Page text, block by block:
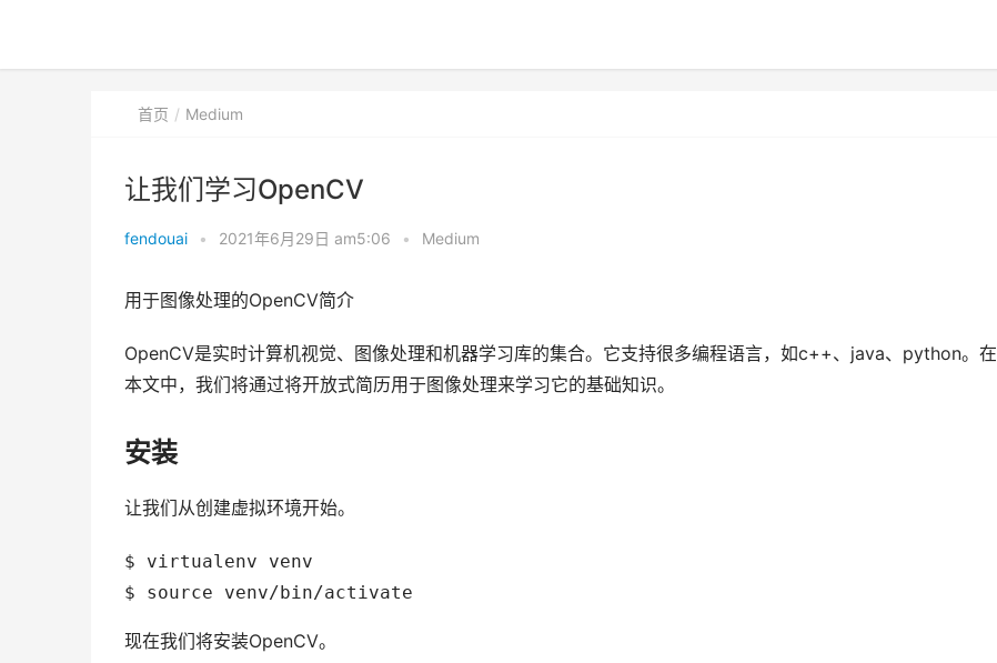
首页 Medium
让我们学习OpenCV
fendouai • 2021年6月29日 am5:06 • Medium
用于图像处理的OpenCV简介
OpenCV是实时计算机视觉、图像处理和机器学习库的集合。它支持很多编程语言，如c++、java、python。在
本文中，我们将通过将开放式简历用于图像处理来学习它的基础知识。
安装
让我们从创建虚拟环境开始。
$ virtualenv venv
$ source venv/bin/activate
现在我们将安装OpenCV。